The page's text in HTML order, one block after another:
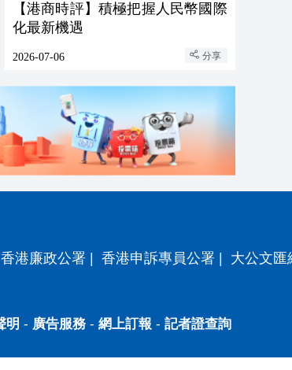
【港商時評】積極把握人民幣國際
化最新機遇
2026-07-06 分享
香港廉政公署 香港申訴專員公署 大公文匯
明 - 廣告服務- 網上訂報 - 記者證查詢